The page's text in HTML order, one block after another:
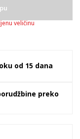
veličinu
od 15 dana
preko